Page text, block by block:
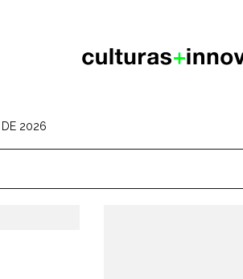
2026